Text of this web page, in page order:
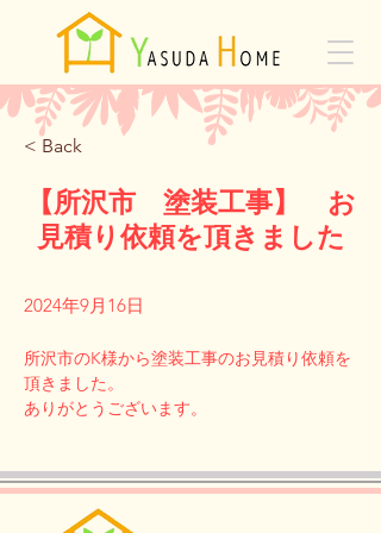
< Back
【所沢市 塗装工事】 お
見積り依頼を頂きました
2024年9月16日
Previous
所沢市のK様から塗装工事のお見積り依頼を
頂きました。
ありがとうございます。